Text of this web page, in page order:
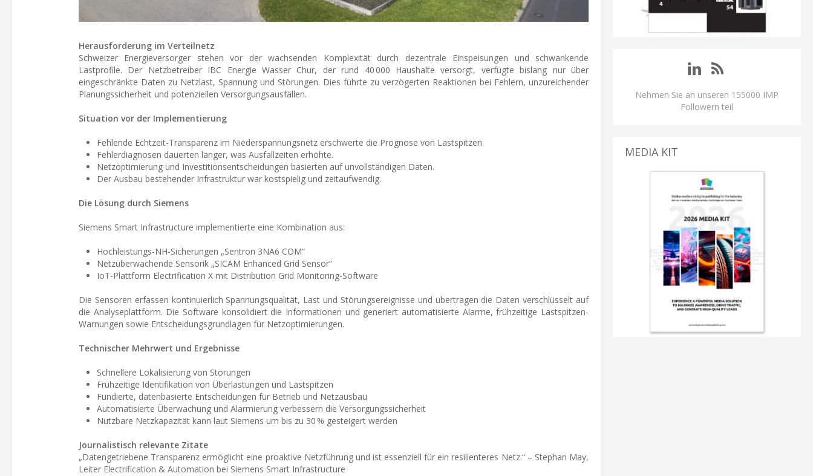
Herausforderung im Verteilnetz
Schweizer Energieversorger stehen vor der wachsenden Komplexität durch dezentrale Einspeisungen und schwankende
Lastprofile. Der Netzbetreiber IBC Energie Wasser Chur, der rund 40 000 Haushalte versorgt, verfügte bislang nur über
eingeschränkte Daten zu Netzlast, Spannung und Störungen. Dies führte zu verzögerten Reaktionen bei Fehlern, unzureichender
Planungssicherheit und potenziellen Versorgungsausfällen.
Situation vor der Implementierung
Fehlende Echtzeit-Transparenz im Niederspannungsnetz erschwerte die Prognose von Lastspitzen.
Fehlerdiagnosen dauerten länger, was Ausfallzeiten erhöhte.
Netzoptimierung und Investitionsentscheidungen basierten auf unvollständigen Daten.
Der Ausbau bestehender Infrastruktur war kostspielig und zeitaufwendig.
Die Lösung durch Siemens
Siemens Smart Infrastructure implementierte eine Kombination aus:
Hochleistungs-NH-Sicherungen „Sentron 3NA6 COM“
Netzüberwachende Sensorik „SICAM Enhanced Grid Sensor“
IoT-Plattform Electrification X mit Distribution Grid Monitoring-Software
Die Sensoren erfassen kontinuierlich Spannungsqualität, Last und Störungsereignisse und übertragen die Daten verschlüsselt auf
die Analyseplattform. Die Software konsolidiert die Informationen und generiert automatisierte Alarme, frühzeitige Lastspitzen-
Warnungen sowie Entscheidungsgrundlagen für Netzoptimierungen.
Technischer Mehrwert und Ergebnisse
Schnellere Lokalisierung von Störungen
Frühzeitige Identifikation von Überlastungen und Lastspitzen
Fundierte, datenbasierte Entscheidungen für Betrieb und Netzausbau
Automatisierte Überwachung und Alarmierung verbessern die Versorgungssicherheit
Nutzbare Netzkapazität kann laut Siemens um bis zu 30 % gesteigert werden
Journalistisch relevante Zitate
„Datengetriebene Transparenz ermöglicht eine proaktive Netzführung und ist essenziell für ein resilienteres Netz.“ – Stephan May,
Leiter Electrification & Automation bei Siemens Smart Infrastructure
Nehmen Sie an unseren 155000 IMP
Followern teil
MEDIA KIT